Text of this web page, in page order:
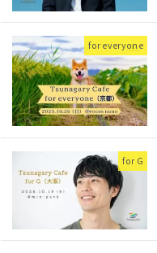
for everyone
for G